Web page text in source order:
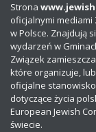
Strona
oficjalnymi mediami
w Polsce. Znajdują
wydarzeń w
Związek
które organizuje,
oficjalne
dotyczące życia
European Jewish
świecie.